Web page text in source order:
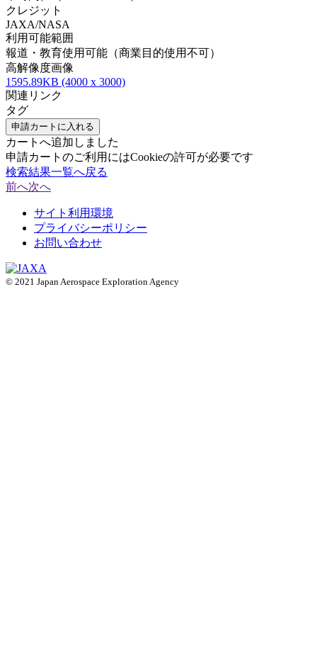
クレジット
JAXA/NASA
利用可能範囲
報道・教育使用可能（商業目的使用不可）
高解像度画像
1595.89KB (4000 x 3000)
関連リンク
タグ
申請カートに入れる
カートへ追加しました
申請カートのご利用にはCookieの許可が必要です
検索結果一覧へ戻る
前へ次へ
サイト利用環境
プライバシーポリシー
お問い合わせ
© 2021 Japan Aerospace Exploration Agency